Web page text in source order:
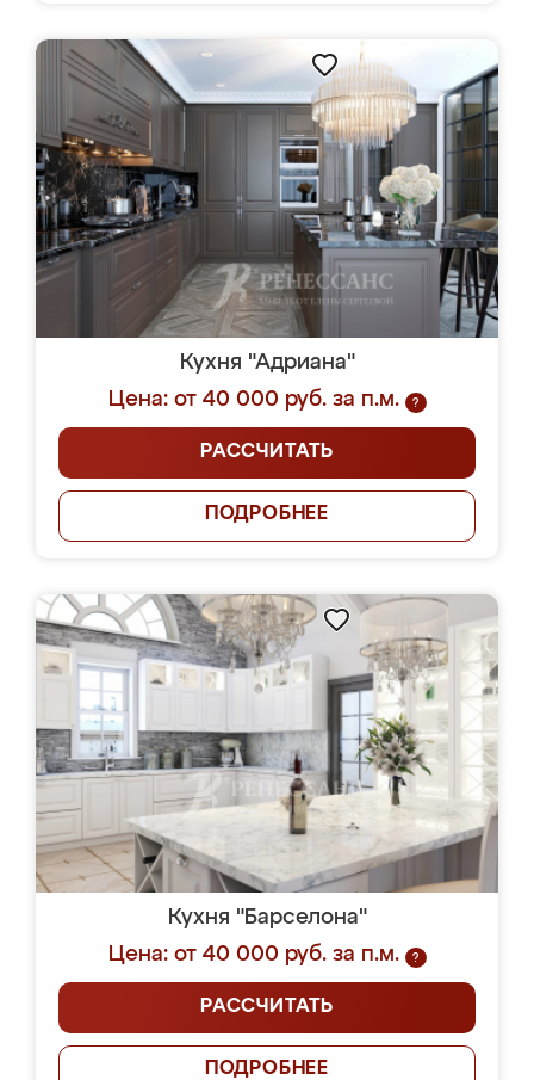
Кухня "Адриана"
Цена: от 40 000 руб. за п.м.
?
РАССЧИТАТЬ
ПОДРОБНЕЕ
Кухня "Барселона"
Цена: от 40 000 руб. за п.м.
?
РАССЧИТАТЬ
ПОДРОБНЕЕ